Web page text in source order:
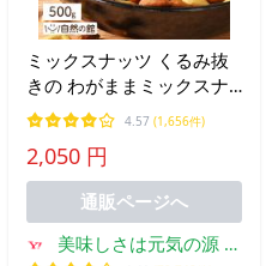
ミックスナッツ くるみ抜
きの わがままミックスナ
ッツ 500g 無塩・有塩選べ
る 3種ミックスナッツ く
4.57 (1,656件)
2,050 円
通販ページへ
美味しさは元気の源 自